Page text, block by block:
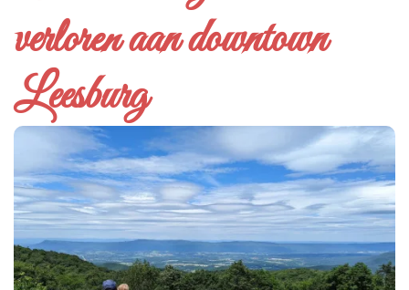
verloren aan downtown
Leesburg